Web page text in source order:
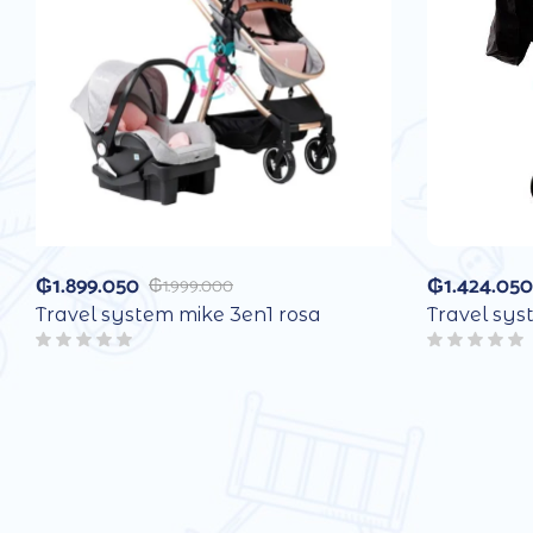
₲1.999.000
₲1.899.050
Travel system mike 3en1 rosa
₲1.424.050
Travel